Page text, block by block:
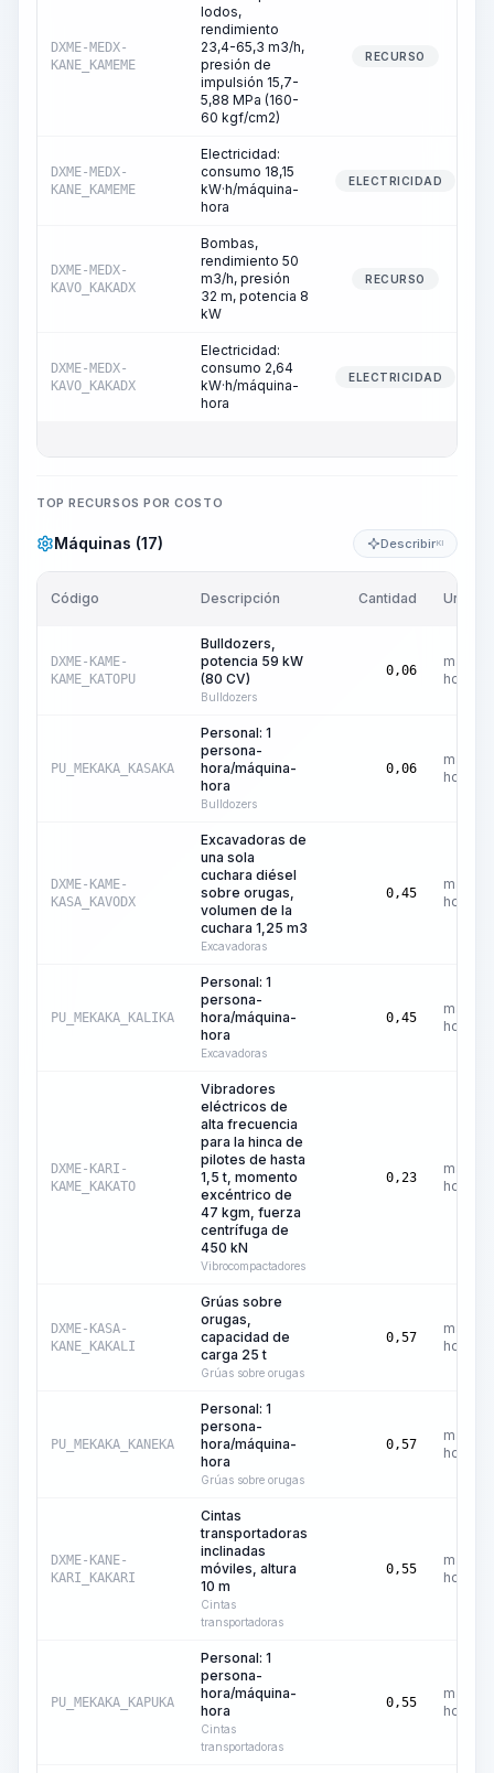
DXME-MEDX-
KANE_KAMEME
lodos,
rendimiento
23,4-65,3 m3/h,
presión de
impulsión 15,7-
5,88 MPa (160-
60 kgf/cm2)
RECURSO
DXME-MEDX-
KANE_KAMEME
Electricidad:
consumo 18,15
kW·h/máquina-
hora
ELECTRICIDAD
DXME-MEDX-
KAVO_KAKADX
Bombas,
rendimiento 50
m3/h, presión
32 m, potencia 8
kW
RECURSO
DXME-MEDX-
KAVO_KAKADX
Electricidad:
consumo 2,64
kW·h/máquina-
hora
ELECTRICIDAD
TOP RECURSOS POR COSTO
Máquinas (17) DescribirKI
Código Descripción Cantidad Unidad
DXME-KAME-
KAME_KATOPU
Bulldozers,
potencia 59 kW
(80 CV)
Bulldozers
0,06
hora
PU_MEKAKA_KASAKA
Personal: 1
persona-
hora/máquina-
hora
Bulldozers
0,06
hora
DXME-KAME-
KASA_KAVODX
Excavadoras de
una sola
cuchara diésel
sobre orugas,
volumen de la
cuchara 1,25 m3
Excavadoras
0,45
hora
PU_MEKAKA_KALIKA
Personal: 1
persona-
hora/máquina-
hora
Excavadoras
0,45
hora
DXME-KARI-
KAME_KAKATO
Vibradores
eléctricos de
alta frecuencia
para la hinca de
pilotes de hasta
1,5 t, momento
excéntrico de
47 kgm, fuerza
centrífuga de
450 kN
Vibrocompactadores
0,23
hora
DXME-KASA-
KANE_KAKALI
Grúas sobre
orugas,
capacidad de
carga 25 t
Grúas sobre orugas
0,57
hora
PU_MEKAKA_KANEKA
Personal: 1
persona-
hora/máquina-
hora
Grúas sobre orugas
0,57
hora
DXME-KANE-
KARI_KAKARI
Cintas
transportadoras
inclinadas
móviles, altura
10 m
Cintas
transportadoras
0,55
hora
PU_MEKAKA_KAPUKA
Personal: 1
persona-
hora/máquina-
hora
Cintas
transportadoras
0,55
hora